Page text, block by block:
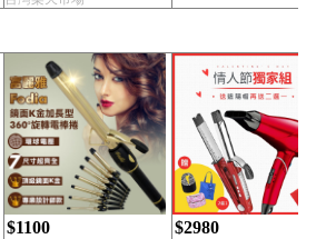
$1100 $2980